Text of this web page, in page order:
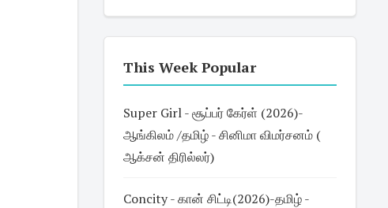
This Week Popular
Super Girl - சூப்பர் கேர்ள் (2026)-
ஆங்கிலம் /தமிழ் - சினிமா விமர்சனம் (
ஆக்சன் திரில்லர்)
Concity - கான் சிட்டி(2026)-தமிழ் -